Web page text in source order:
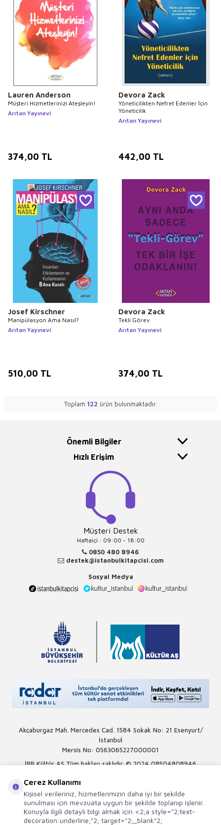
Lauren Anderson
Müşteri Hizmetlerinizi Ateşleyin!
Arıtan Yayınevi
374,00 TL
Devora Zack
Yöneticilikten Nefret Edenler İçin
Yöneticilik
Arıtan Yayınevi
442,00 TL
Josef Kirschner
Manipülasyon Ama Nasıl?
Arıtan Yayınevi
510,00 TL
Devora Zack
Tekli Görev
Arıtan Yayınevi
374,00 TL
Toplam 122 ürün bulunmaktadır.
Önemli Bilgiler
Hızlı Erişim
Müşteri Destek
Haftaiçi : 09:00 - 18:00
0850 480 8946
destek@istanbulkitapcisi.com
Sosyal Medya
Akçaburgaz Mah. Mercedes Cad. 1584 Sokak No: 21 Esenyurt/
İstanbul
Mersis No: 0563065227000001
İBB Kültür AŞ Tüm hakları saklıdır. © 2024 08504808946
Çerez Kullanımı
Kişisel verileriniz, hizmetlerimizin daha iyi bir şekilde
sunulması için mevzuata uygun bir şekilde toplanıp işlenir.
Konuyla ilgili detaylı bilgi almak için <2;a style="2;text-
decoration:underline;"2; target="2;_blank"2;